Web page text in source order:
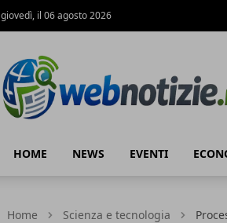
giovedì, il 06 agosto 2026
HOME NEWS EVENTI
Home Scienza e tecnologia